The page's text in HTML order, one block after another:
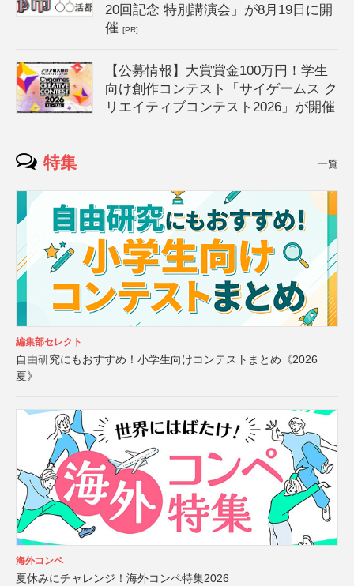
20回記念 特別講演会」が8月19日に開
催[PR]
【公募情報】大賞賞金100万円！学生
向け創作コンテスト「サイゲームス ク
リエイティブコンテスト2026」が開催
特集 一覧
編集部セレクト
自由研究にもおすすめ！小学生向けコンテストまとめ《2026
夏》
海外コンペ
夏休みにチャレンジ！海外コンペ特集2026